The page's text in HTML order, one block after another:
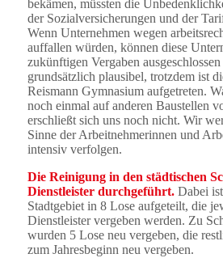
bekämen, müssten die
der Sozialversicherungen und der
Wenn Unternehmen wegen
auffallen würden, können diese
zukünftigen Vergaben
grundsätzlich plausibel, trotzdem ist
Reismann Gymnasium aufgetreten.
noch einmal auf anderen Baustellen
erschließt sich uns noch nicht. Wir
Sinne der Arbeitnehmerinnen und
intensiv verfolgen.
Die Reinigung in den städtischen
Dienstleister durchgeführt.Dabei ist
Stadtgebiet in 8 Lose aufgeteilt, die
Dienstleister vergeben werden. Zu
wurden 5 Lose neu vergeben, die
zum Jahresbeginn neu vergeben.